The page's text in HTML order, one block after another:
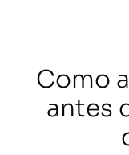
Como
antes